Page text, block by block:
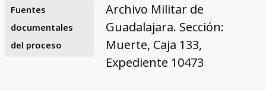
Fuentes
documentales
del proceso
Archivo Militar de
Guadalajara. Sección:
Muerte, Caja 133,
Expediente 10473